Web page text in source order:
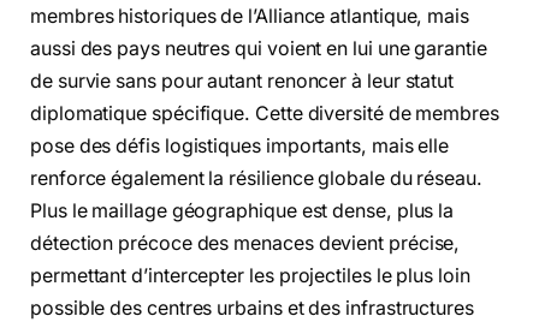
membres historiques de l’Alliance atlantique, mais
aussi des pays neutres qui voient en lui une garantie
de survie sans pour autant renoncer à leur statut
diplomatique spécifique. Cette diversité de membres
pose des défis logistiques importants, mais elle
renforce également la résilience globale du réseau.
Plus le maillage géographique est dense, plus la
détection précoce des menaces devient précise,
permettant d’intercepter les projectiles le plus loin
possible des centres urbains et des infrastructures